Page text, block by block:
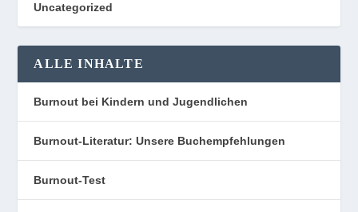
Uncategorized
ALLE INHALTE
Burnout bei Kindern und Jugendlichen
Burnout-Literatur: Unsere Buchempfehlungen
Burnout-Test